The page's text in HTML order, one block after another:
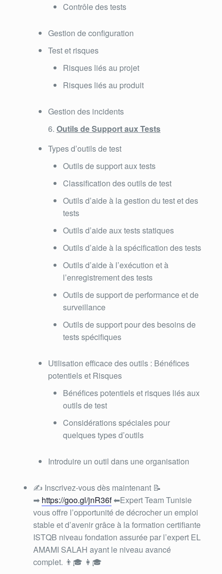
Contrôle des tests
Gestion de configuration
Test et risques
Risques liés au projet
Risques liés au produit
Gestion des incidents
Outils de Support aux Tests
Types d’outils de test
Outils de support aux tests
Classification des outils de test
Outils d’aide à la gestion du test et des
tests
Outils d’aide aux tests statiques
Outils d’aide à la spécification des tests
Outils d’aide à l’exécution et à
l’enregistrement des tests
Outils de support de performance et de
surveillance
Outils de support pour des besoins de
tests spécifiques
Utilisation efficace des outils : Bénéfices
potentiels et Risques
Bénéfices potentiels et risques liés aux
outils de test
Considérations spéciales pour
quelques types d’outils
Introduire un outil dans une organisation
✍ Inscrivez-vous dès maintenant 📝
➡ https://goo.gl/jnR36f ⬅Expert Team Tunisie
vous offre l’opportunité de décrocher un emploi
stable et d’avenir grâce à la formation certifiante
ISTQB niveau fondation assurée par l’expert EL
AMAMI SALAH ayant le niveau avancé
complet. 👨 🎓 👩 🎓